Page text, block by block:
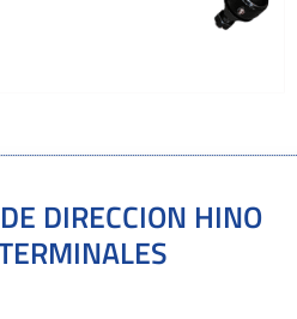
DIRECCION HINO